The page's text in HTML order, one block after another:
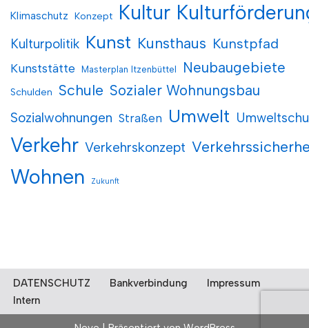
Klimaschutz Konzept Kultur
Kulturpolitik Kunst Kunsthaus Kunstpfad
Kunststätte Masterplan Itzenbüttel Neubaugebiete
Schulden Schule Sozialer Wohnungsbau
Sozialwohnungen Straßen Umwelt
Verkehr Verkehrskonzept
Wohnen Zukunft
DATENSCHUTZ Bankverbindung
Impressum
Intern